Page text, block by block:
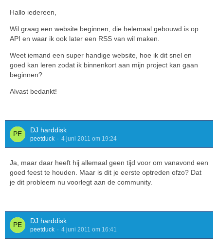
Hallo iedereen,
Wil graag een website beginnen, die helemaal gebouwd is op
API en waar ik ook later een RSS van wil maken.
Weet iemand een super handige website, hoe ik dit snel en
goed kan leren zodat ik binnenkort aan mijn project kan gaan
beginnen?
Alvast bedankt!
DJ harddisk
peetduck 4 juni 2011 om 19:24
Ja, maar daar heeft hij allemaal geen tijd voor om vanavond een
goed feest te houden. Maar is dit je eerste optreden ofzo? Dat
je dit probleem nu voorlegt aan de community.
DJ harddisk
peetduck 4 juni 2011 om 16:41